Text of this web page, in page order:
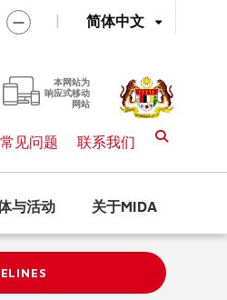
简体中文
|
本网站为
响应式移动
网站
常见问题 联系我们
与活动 关于MIDA